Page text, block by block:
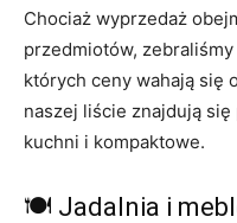
Chociaż wyprzedaż
przedmiotów,
których ceny wahają się
naszej liście znajdują
kuchni i kompaktowe.
🍽️ Jadalnia i